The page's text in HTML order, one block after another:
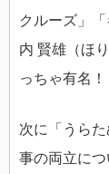
クルーズ」
内 賢雄（ほ
っちゃ有名！
次に「うら
事の両立につ